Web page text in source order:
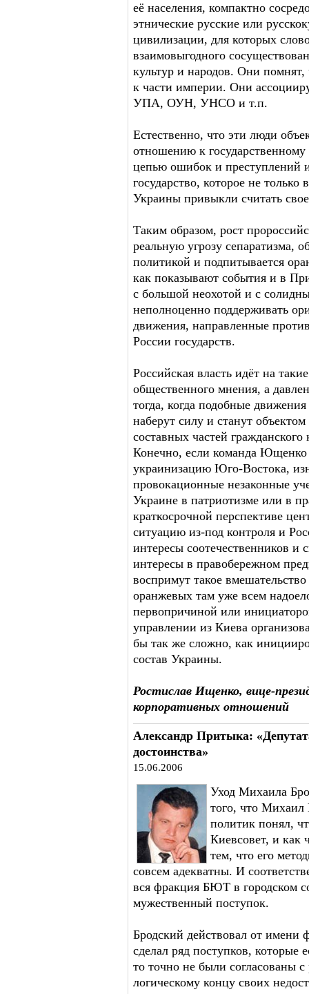
её населения, компактно
этнические русские или
цивилизации, для которых
взаимовыгодного
культур и народов. Они
к части империи. Они
УПА, ОУН, УНСО и т.п.
Естественно, что эти люди
отношению к
цепью ошибок и преступлений
государство, которое не
Украины привыкли считать
Таким образом, рост
реальную угрозу сепаратизма,
политикой и подпитывается
как показывают события и в
с большой неохотой и с
неполноценно поддерживать
движения, направленные
России государств.
Российская власть идёт на
общественного мнения, а
тогда, когда подобные
наберут силу и станут
составных частей
Конечно, если команда Ющенко
украинизацию Юго-Востока,
провокационные незаконные
Украине в патриотизме или в
краткосрочной перспективе
ситуацию из-под контроля и
интересы соотечественников и
интересы в правобережном
воспримут такое
оранжевых там уже всем
первопричиной или
управлении из Киева
бы так же сложно, как
состав Украины.
Ростислав Ищенко, вице-
корпоративных отношений
Александр Притыка:
достоинства»
15.06.2006
Уход Михаила
того, что
политик понял,
Киевсовет, и как
тем, что его
совсем адекватны. И
вся фракция БЮТ в городском
мужественный поступок.
Бродский действовал от
сделал ряд поступков,
то точно не были согласованы
логическому концу своих